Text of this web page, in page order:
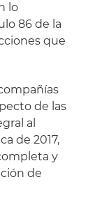
lo
86 de la
que
de las
al
de 2017,
y
de